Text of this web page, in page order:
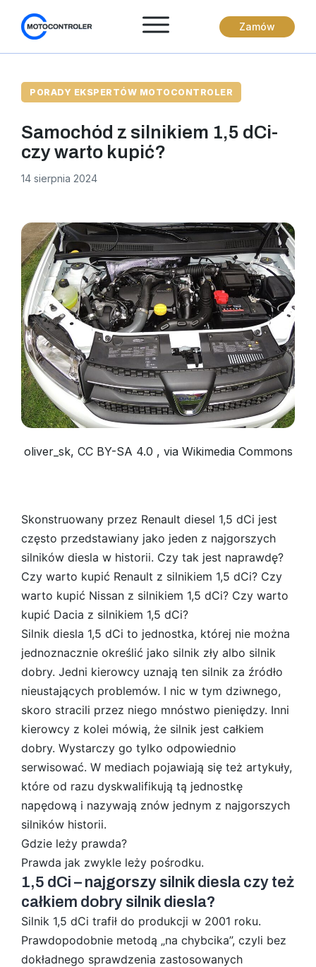
Zamów
PORADY EKSPERTÓW MOTOCONTROLER
Samochód z silnikiem 1,5 dCi-
czy warto kupić?
14 sierpnia 2024
oliver_sk, CC BY-SA 4.0 , via Wikimedia Commons
Skonstruowany przez Renault diesel 1,5 dCi jest
często przedstawiany jako jeden z najgorszych
silników diesla w historii. Czy tak jest naprawdę?
Czy warto kupić Renault z silnikiem 1,5 dCi? Czy
warto kupić Nissan z silnikiem 1,5 dCi? Czy warto
kupić Dacia z silnikiem 1,5 dCi?
Silnik diesla 1,5 dCi to jednostka, której nie można
jednoznacznie określić jako silnik zły albo silnik
dobry. Jedni kierowcy uznają ten silnik za źródło
nieustających problemów. I nic w tym dziwnego,
skoro stracili przez niego mnóstwo pieniędzy. Inni
kierowcy z kolei mówią, że silnik jest całkiem
dobry. Wystarczy go tylko odpowiednio
serwisować. W mediach pojawiają się też artykuły,
które od razu dyskwalifikują tą jednostkę
napędową i nazywają znów jednym z najgorszych
silników historii.
Gdzie leży prawda?
Prawda jak zwykle leży pośrodku.
1,5 dCi – najgorszy silnik diesla czy też
całkiem dobry silnik diesla?
Silnik 1,5 dCi trafił do produkcji w 2001 roku.
Prawdopodobnie metodą „na chybcika”, czyli bez
dokładnego sprawdzenia zastosowanych